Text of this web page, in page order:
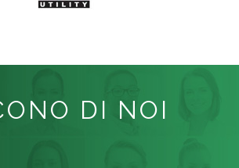
DI NOI